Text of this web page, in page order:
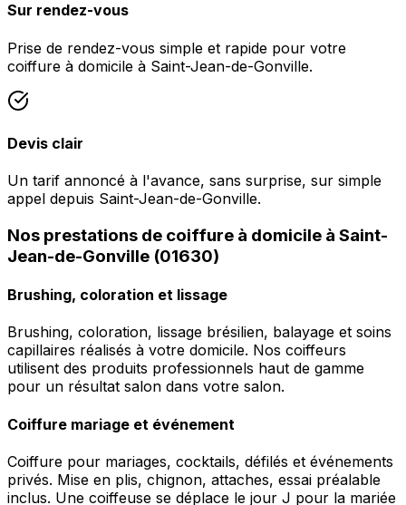
Sur rendez-vous
Prise de rendez-vous simple et rapide pour votre
coiffure à domicile à Saint-Jean-de-Gonville.
Devis clair
Un tarif annoncé à l'avance, sans surprise, sur simple
appel depuis Saint-Jean-de-Gonville.
Nos prestations de coiffure à domicile à Saint-
Jean-de-Gonville (01630)
Brushing, coloration et lissage
Brushing, coloration, lissage brésilien, balayage et soins
capillaires réalisés à votre domicile. Nos coiffeurs
utilisent des produits professionnels haut de gamme
pour un résultat salon dans votre salon.
Coiffure mariage et événement
Coiffure pour mariages, cocktails, défilés et événements
privés. Mise en plis, chignon, attaches, essai préalable
inclus. Une coiffeuse se déplace le jour J pour la mariée